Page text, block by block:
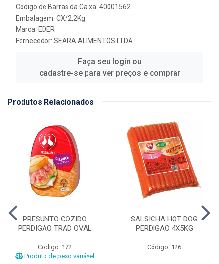
Código de Barras da Caixa: 40001562
Embalagem: CX/2,2Kg
Marca: EDER
Fornecedor: SEARA ALIMENTOS LTDA
Faça seu login ou
cadastre-se para ver preços e comprar
Produtos Relacionados
PRESUNTO COZIDO
PERDIGAO TRAD OVAL
Código: 172
Produto de peso variável
SALSICHA HOT DOG
PERDIGAO 4X5KG
Código: 126